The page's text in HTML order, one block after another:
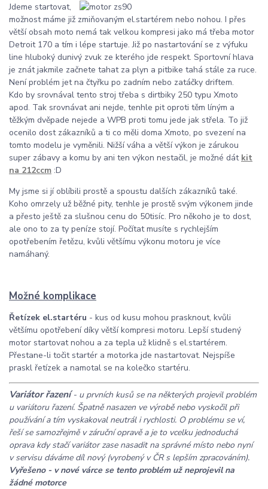
Jdeme startovat,
možnost máme již zmiňovaným el.startérem nebo nohou. I přes
větší obsah moto nemá tak velkou kompresi jako má třeba motor
Detroit 170 a tím i lépe startuje. Již po nastartování se z výfuku
line hluboký dunivý zvuk ze kterého jde respekt. Sportovní hlava
je znát jakmile začnete tahat za plyn a pitbike tahá stále za ruce.
Není problém jet na čtyřku po zadním nebo zatáčky driftem.
Kdo by srovnával tento stroj třeba s dirtbiky 250 typu Xmoto
apod. Tak srovnávat ani nejde, tenhle pit oproti těm líným a
těžkým dvěpade nejede a WPB proti tomu jede jak střela. To již
ocenilo dost zákazníků a ti co měli doma Xmoto, po svezení na
tomto modelu je vyměnili. Nižší váha a větší výkon je zárukou
super zábavy a komu by ani ten výkon nestačil, je možné dát kit
na 212ccm :D
My jsme si jí oblíbili prostě a spoustu dalších zákazníků také.
Koho omrzely už běžné pity, tenhle je prostě svým výkonem jinde
a přesto ještě za slušnou cenu do 50tisíc. Pro někoho je to dost,
ale ono to za ty peníze stojí. Počítat musíte s rychlejším
opotřebením řetězu, kvůli většímu výkonu motoru je více
namáhaný.
Možné komplikace
Řetízek el.startéru - kus od kusu mohou prasknout, kvůli
většímu opotřebení díky větší kompresi motoru. Lepší studený
motor startovat nohou a za tepla už klidně s el.startérem.
Přestane-li točit startér a motorka jde nastartovat. Nejspíše
praskl řetízek a namotal se na kolečko startéru.
Variátor řazení - u prvních kusů se na některých projevil problém
u variátoru řazení. Špatně nasazen ve výrobě nebo vyskočil při
používání a tím vyskakoval neutrál i rychlosti. O problému se ví,
řeší se samozřejmě v záruční opravě a je to vcelku jednoduchá
oprava kdy stačí variátor zase nasadit na správné místo nebo nyní
v servisu dáváme díl nový (vyrobený v ČR s lepším zpracováním).
Vyřešeno - v nové várce se tento problém už neprojevil na
žádné motorce